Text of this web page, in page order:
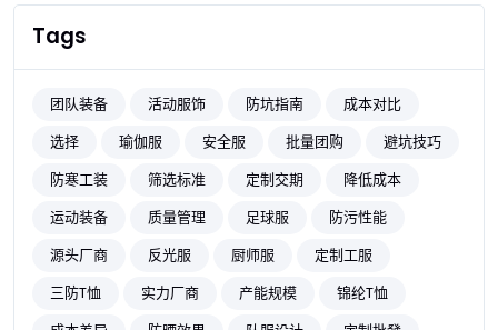
Tags
团队装备 活动服饰 防坑指南
成本对比
选择
瑜伽服 安全服 批量团购
避坑技巧
防寒工装
筛选标准 定制交期
降低成本
运动装备
质量管理 足球服
防污性能
源头厂商
反光服 厨师服
定制工服
三防T恤
实力厂商 产能规模
锦纶T恤